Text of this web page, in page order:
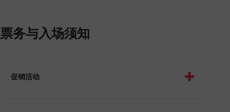
票务与入场须知
促销活动 +